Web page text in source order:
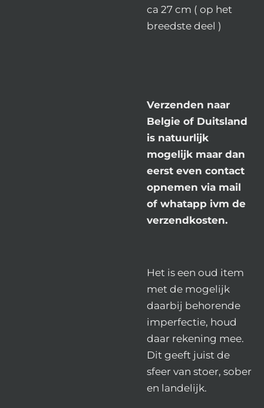
ca 27 cm ( op het
breedste deel )
Verzenden naar
Belgie of Duitsland
is natuurlijk
mogelijk maar dan
eerst even contact
opnemen via mail
of whatapp ivm de
verzendkosten.
Het is een oud item
met de mogelijk
daarbij behorende
imperfectie, houd
daar rekening mee.
Dit geeft juist de
sfeer van stoer, sober
en landelijk.